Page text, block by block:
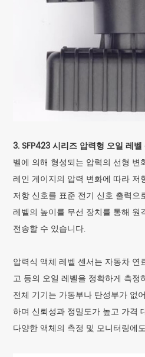
3. SFP423 시리즈 압력형 오일 레벨
벨에 의해 형성되는 압력의 선형 변
레인 게이지의 압력 변화에 따라 저
저항 신호를 표준 전기 신호 출력으
레벨의 높이를 무선 장치를 통해 원
전송할 수 있습니다.
압력식 액체 레벨 센서는 자동차 연
고 등의 오일 레벨을 정확하게 측정
전체 기기는 가동부나 탄성부가 없
하며 신뢰성과 정밀도가 높고 가격
다양한 액체의 측정 및 모니터링에